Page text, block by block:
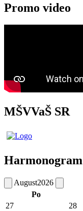
Promo video
MŠVVaŠ SR
August2026
Po
27
28